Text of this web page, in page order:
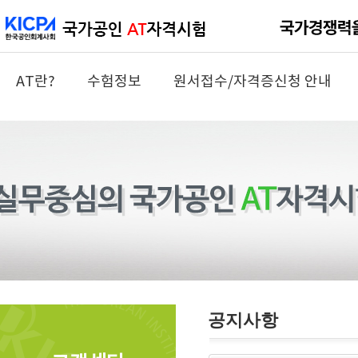
AT란? 수험정보 원서접수/자격증신청 안내
공지사항